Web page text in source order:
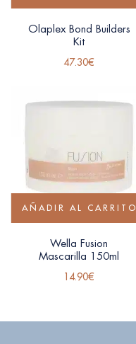
Olaplex Bond Builders
Kit
47.30€
AÑADIR AL CARRITO
Wella Fusion
Mascarilla 150ml
14.90€